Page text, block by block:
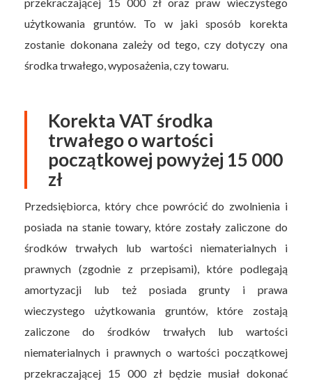
użytkowania gruntów. To w jaki sposób korekta
zostanie dokonana zależy od tego, czy dotyczy ona
środka trwałego, wyposażenia, czy towaru.
Korekta VAT środka
trwałego o wartości
początkowej powyżej 15 000
zł
Przedsiębiorca, który chce powrócić do zwolnienia i
posiada na stanie towary, które zostały zaliczone do
środków trwałych lub wartości niematerialnych i
prawnych (zgodnie z przepisami), które podlegają
amortyzacji lub też posiada grunty i prawa
wieczystego użytkowania gruntów, które zostają
zaliczone do środków trwałych lub wartości
niematerialnych i prawnych o wartości początkowej
przekraczającej 15 000 zł będzie musiał dokonać